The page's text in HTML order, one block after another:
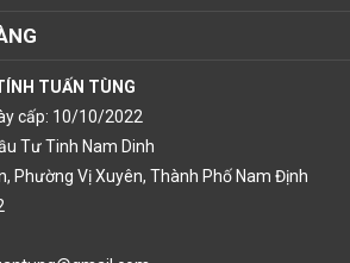
TUẤN TÙNG
cấp: 10/10/2022
Tư Tinh Nam Dinh
Phường Vị Xuyên, Thành Phố Nam Định